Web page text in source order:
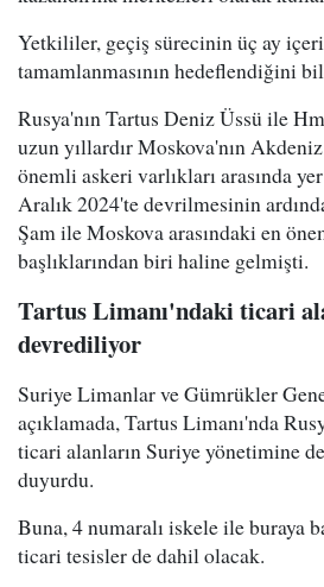
Yetkililer, geçiş sürecinin üç ay
tamamlanmasının hedeflendiğini
Rusya'nın Tartus Deniz Üssü ile
uzun yıllardır Moskova'nın
önemli askeri varlıkları arasında
Aralık 2024'te devrilmesinin
Şam ile Moskova arasındaki en
başlıklarından biri haline gelmişti.
Tartus Limanı'ndaki ticari
devrediliyor
Suriye Limanlar ve Gümrükler
açıklamada, Tartus Limanı'nda
ticari alanların Suriye yönetimine
duyurdu.
Buna, 4 numaralı iskele ile buraya
ticari tesisler de dahil olacak.